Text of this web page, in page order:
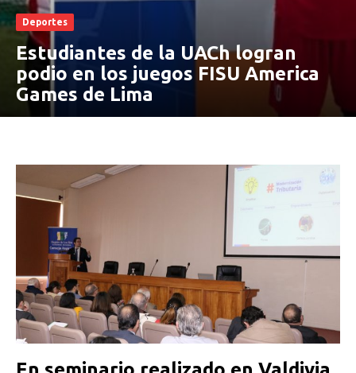
Deportes
Estudiantes de la UACh logran
podio en los juegos FISU America
Games de Lima